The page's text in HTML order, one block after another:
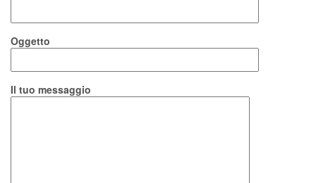
Oggetto
Il tuo messaggio